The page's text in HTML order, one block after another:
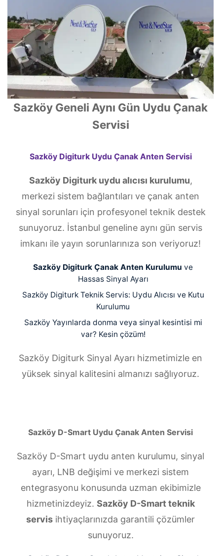
Sazköy Geneli Aynı Gün Uydu Çanak
Servisi
Sazköy Digiturk Uydu Çanak Anten Servisi
Sazköy Digiturk uydu alıcısı kurulumu,
merkezi sistem bağlantıları ve çanak anten
sinyal sorunları için profesyonel teknik destek
sunuyoruz. İstanbul geneline aynı gün servis
imkanı ile yayın sorunlarınıza son veriyoruz!
Sazköy Digiturk Çanak Anten Kurulumu ve
Hassas Sinyal Ayarı
Sazköy Digiturk Teknik Servis: Uydu Alıcısı ve Kutu
Kurulumu
Sazköy Yayınlarda donma veya sinyal kesintisi mi
var? Kesin çözüm!
Sazköy Digiturk Sinyal Ayarı hizmetimizle en
yüksek sinyal kalitesini almanızı sağlıyoruz.
Sazköy D-Smart Uydu Çanak Anten Servisi
Sazköy D-Smart uydu anten kurulumu, sinyal
ayarı, LNB değişimi ve merkezi sistem
entegrasyonu konusunda uzman ekibimizle
hizmetinizdeyiz. Sazköy D-Smart teknik
servis ihtiyaçlarınızda garantili çözümler
sunuyoruz.